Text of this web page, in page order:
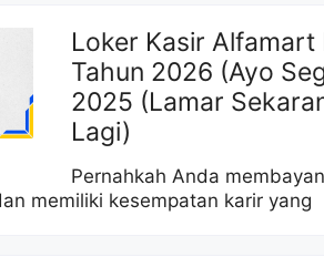
Loker Kasir Alfamart
Tahun 2026 (Ayo
2025 (Lamar
Lagi)
Pernahkah Anda
memiliki kesempatan karir yang